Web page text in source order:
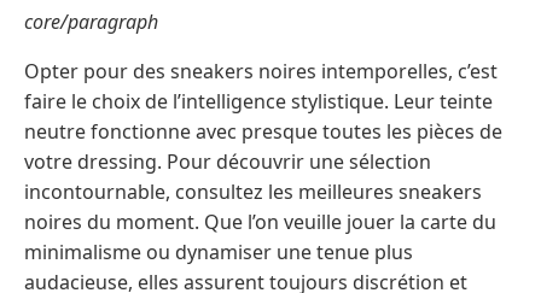
core/paragraph
Opter pour des sneakers noires intemporelles, c’est
faire le choix de l’intelligence stylistique. Leur teinte
neutre fonctionne avec presque toutes les pièces de
votre dressing. Pour découvrir une sélection
incontournable, consultez les meilleures sneakers
noires du moment. Que l’on veuille jouer la carte du
minimalisme ou dynamiser une tenue plus
audacieuse, elles assurent toujours discrétion et